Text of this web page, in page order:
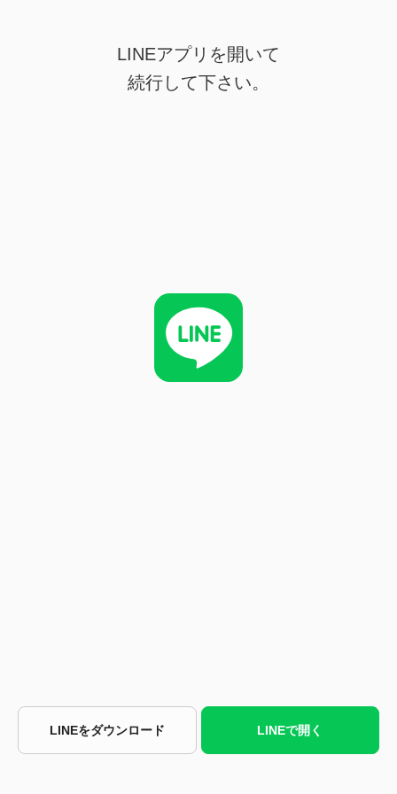
LINEアプリを開いて
続行して下さい。
LINEをダウンロード LINEで開く